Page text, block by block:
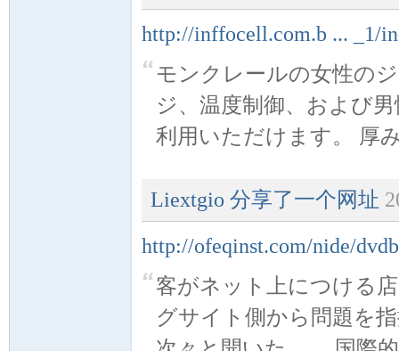
http://inffocell.com.b ... _1/
モンクレールの女性の
ジ、温度制御、および
利用いただけます。 厚
Liextgio 分享了一个网址
http://ofeqinst.com/nide/
客がネット上につける
グサイト側から問題を